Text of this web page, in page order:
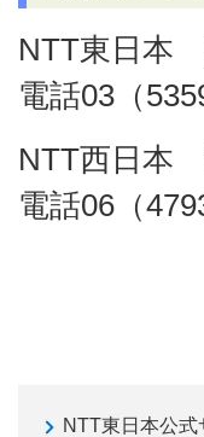
NTT東日本
電話03（
NTT西日本
電話06（
NTT東日本公式